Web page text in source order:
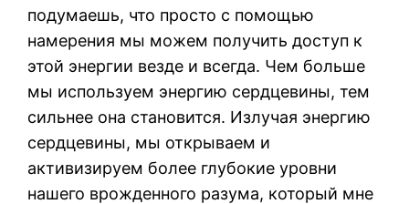
подумаешь, что просто с помощью
намерения мы можем получить доступ к
этой энергии везде и всегда. Чем больше
мы используем энергию сердцевины, тем
сильнее она становится. Излучая энергию
сердцевины, мы открываем и
активизируем более глубокие уровни
нашего врожденного разума, который мне